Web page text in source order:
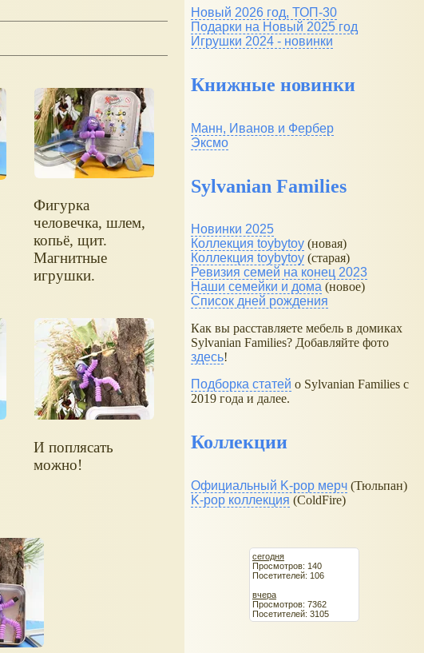
Фигурка
человечка, шлем,
копьё, щит.
Магнитные
игрушки.
И поплясать
можно!
Новый 2026 год, ТОП-30
Подарки на Новый 2025 год
Игрушки 2024 - новинки
Книжные новинки
Манн, Иванов и Фербер
Эксмо
Sylvanian Families
Новинки 2025
Коллекция toybytoy (новая)
Коллекция toybytoy (старая)
Ревизия семей на конец 2023
Наши семейки и дома (новое)
Список дней рождения
Как вы расставляете мебель в домиках
Sylvanian Families? Добавляйте фото
здесь!
Подборка статей о Sylvanian Families с
2019 года и далее.
Коллекции
Официальный K-pop мерч (Тюльпан)
K-pop коллекция (ColdFire)
сегодня
Просмотров: 140
Посетителей: 106
вчера
Просмотров: 7362
Посетителей: 3105